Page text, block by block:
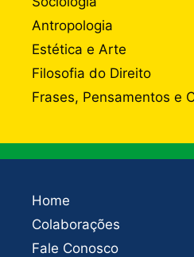
Antropologia
Estética e Arte
Filosofia do Direito
Frases, Pensamentos e
Home
Colaborações
Fale Conosco